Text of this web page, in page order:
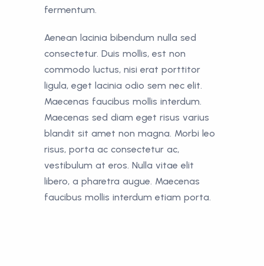
fermentum.
Aenean lacinia bibendum nulla sed
consectetur. Duis mollis, est non
commodo luctus, nisi erat porttitor
ligula, eget lacinia odio sem nec elit.
Maecenas faucibus mollis interdum.
Maecenas sed diam eget risus varius
blandit sit amet non magna. Morbi leo
risus, porta ac consectetur ac,
vestibulum at eros. Nulla vitae elit
libero, a pharetra augue. Maecenas
faucibus mollis interdum etiam porta.